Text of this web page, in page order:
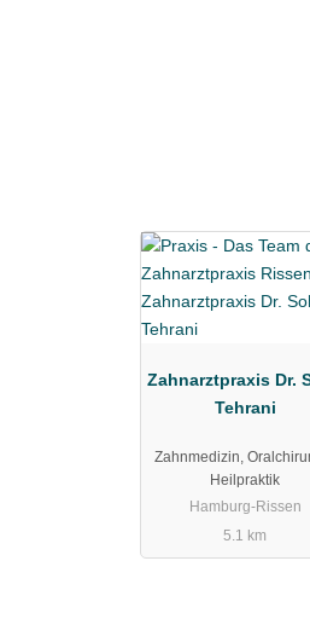
Zahnarztpraxis Dr.
Tehrani
Zahnmedizin,
Heilpraktik
Hamburg-Rissen
5.1 km